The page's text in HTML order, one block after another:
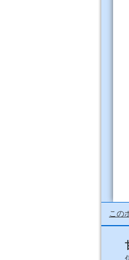
この